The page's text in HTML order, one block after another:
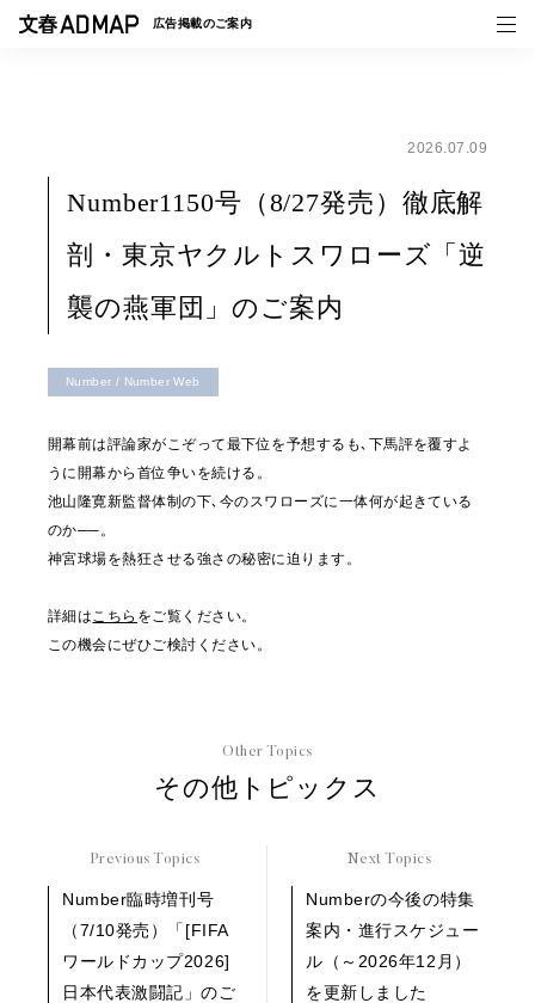
広告掲載のご案内
事例一覧
トピックス
2026.07.09
Number1150号（8/27発売）徹底解
剖・東京ヤクルトスワローズ「逆
襲の燕軍団」のご案内
Number / Number Web
開幕前は評論家がこぞって最下位を予想するも､下馬評を覆すよ
うに開幕から首位争いを続ける。
池山隆寛新監督体制の下､今のスワローズに一体何が起きている
のか──。
神宮球場を熱狂させる強さの秘密に迫ります。
詳細はこちら をご覧ください。
この機会にぜひご検討ください。
Other Topics
その他トピックス
Previous Topics
Number臨時増刊号
（7/10発売）「[FIFA
ワールドカップ2026]
日本代表激闘記」のご
Next Topics
Numberの今後の特集
案内・進行スケジュー
ル（～2026年12月）
を更新しました